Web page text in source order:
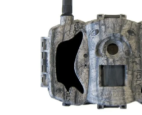
商品カテゴリから選ぶ
電気柵
トレイルカメラ（セン
サーカメラ）
屋外防犯・監視カメ
（SDカード録画）
箱
クビ
防獣
く
シカ